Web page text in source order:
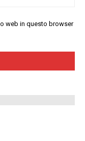
web in questo browser